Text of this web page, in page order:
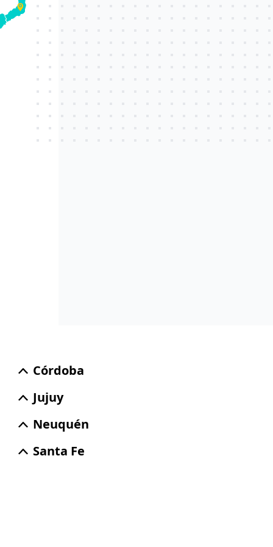
Córdoba
Jujuy
Neuquén
Santa Fe